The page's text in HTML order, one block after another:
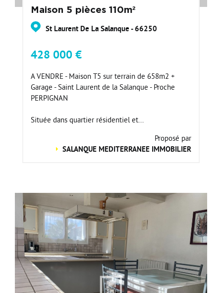
Maison 5 pièces 110m²
St Laurent De La Salanque - 66250
428 000 €
A VENDRE - Maison T5 sur terrain de 658m2 +
Garage - Saint Laurent de la Salanque - Proche
PERPIGNAN
Située dans quartier résidentiel et...
Proposé par
SALANQUE MEDITERRANEE IMMOBILIER